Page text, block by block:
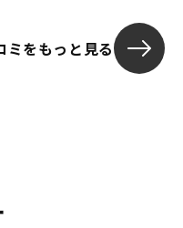
介のときはシ
少し丁寧に説
す。あと、口
ミをもっと見る